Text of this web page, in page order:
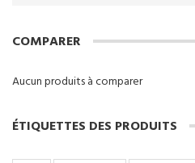
COMPARER
Aucun produits à comparer
ÉTIQUETTES DES PRODUITS